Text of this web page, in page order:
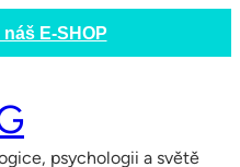
E-SHOP
psychologii a světě